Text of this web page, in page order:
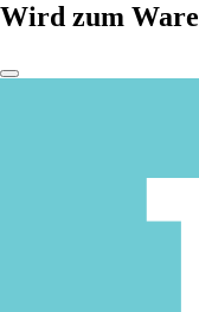
Wird zum